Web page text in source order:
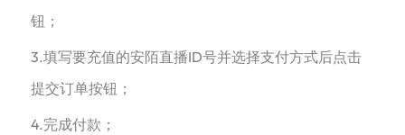
钮；
3.填写要充值的安陌直播ID号并选择支付方式后点击
提交订单按钮；
4.完成付款；